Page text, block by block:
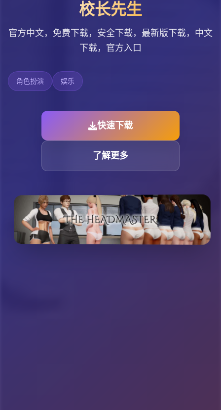
校长先生
官方中文，免费下载，安全下载，最新版下载，中文
下载，官方入口
角色扮演 娱乐
快速下载
了解更多